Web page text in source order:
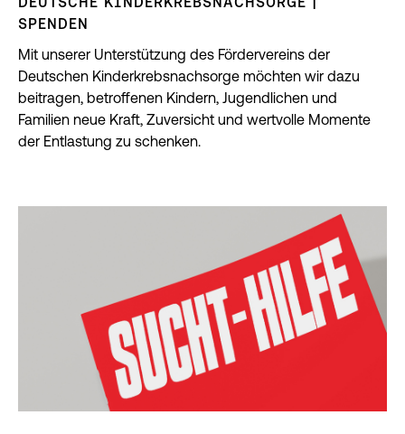
SPENDEN
Mit unserer Unterstützung des Fördervereins der
Deutschen Kinderkrebsnachsorge möchten wir dazu
beitragen, betroffenen Kindern, Jugendlichen und
Familien neue Kraft, Zuversicht und wertvolle Momente
der Entlastung zu schenken.